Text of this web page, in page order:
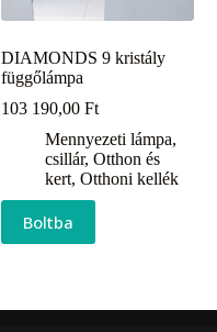
DIAMONDS 9 kristály
függőlámpa
103 190,00Ft
Mennyezeti lámpa,
csillár,Otthon és
kert,Otthoni kellék
Boltba